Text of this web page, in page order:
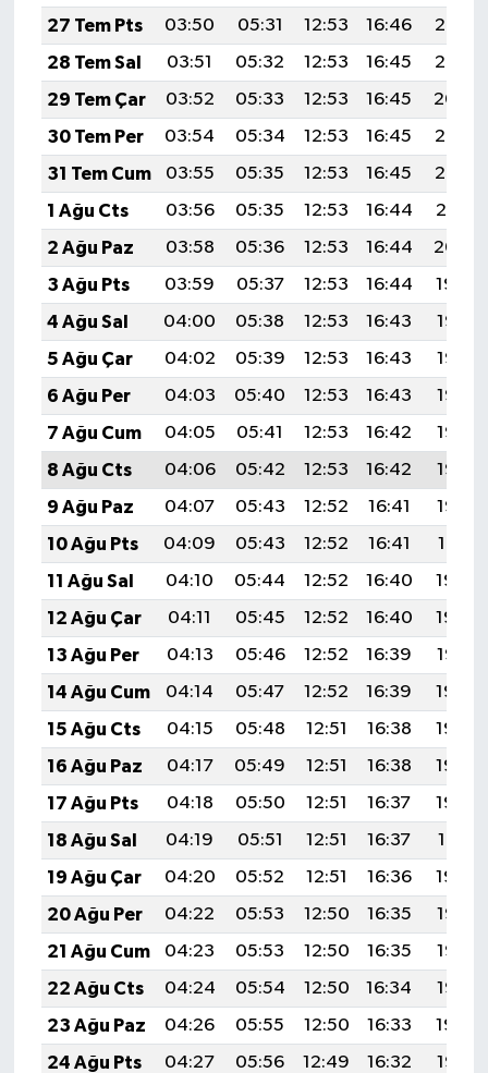
27 Tem Pts
03:50 05:31 12:53 16:46
20:06
28 Tem Sal
03:51 05:32 12:53 16:45
20:05
29 Tem Çar
03:52 05:33 12:53 16:45
20:04
30 Tem Per
03:54 05:34 12:53 16:45
20:03
31 Tem Cum
03:55 05:35 12:53 16:45
20:02
1 Ağu Cts
03:56 05:35 12:53 16:44
20:01
2 Ağu Paz
03:58 05:36 12:53 16:44
20:00
3 Ağu Pts
03:59 05:37 12:53 16:44
19:59
4 Ağu Sal
04:00 05:38 12:53 16:43
19:58
5 Ağu Çar
04:02 05:39 12:53 16:43
19:57
6 Ağu Per
04:03 05:40 12:53 16:43
19:56
7 Ağu Cum
04:05 05:41 12:53 16:42
19:55
8 Ağu Cts
04:06 05:42 12:53 16:42
19:53
9 Ağu Paz
04:07 05:43 12:52 16:41
19:52
10 Ağu Pts
04:09 05:43 12:52 16:41
19:51
11 Ağu Sal
04:10 05:44 12:52 16:40
19:50
12 Ağu Çar
04:11 05:45 12:52 16:40
19:49
13 Ağu Per
04:13 05:46 12:52 16:39
19:47
14 Ağu Cum
04:14 05:47 12:52 16:39
19:46
15 Ağu Cts
04:15 05:48 12:51 16:38
19:45
16 Ağu Paz
04:17 05:49 12:51 16:38
19:43
17 Ağu Pts
04:18 05:50 12:51 16:37
19:42
18 Ağu Sal
04:19 05:51 12:51 16:37
19:41
19 Ağu Çar
04:20 05:52 12:51 16:36
19:39
20 Ağu Per
04:22 05:53 12:50 16:35
19:38
21 Ağu Cum
04:23 05:53 12:50 16:35
19:37
22 Ağu Cts
04:24 05:54 12:50 16:34
19:35
23 Ağu Paz
04:26 05:55 12:50 16:33
19:34
24 Ağu Pts
04:27 05:56 12:49 16:32
19:32